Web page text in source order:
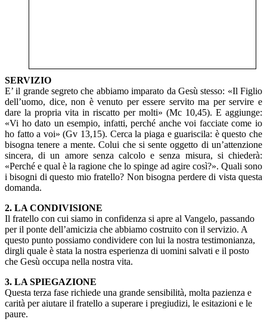
SERVIZIO
E’ il grande segreto che abbiamo imparato da Gesù stesso: «Il Figlio
dell’uomo, dice, non è venuto per essere servito ma per servire e
dare la propria vita in riscatto per molti» (Mc 10,45). E aggiunge:
«Vi ho dato un esempio, infatti, perché anche voi facciate come io
ho fatto a voi» (Gv 13,15). Cerca la piaga e guariscila: è questo che
bisogna tenere a mente. Colui che si sente oggetto di un’attenzione
sincera, di un amore senza calcolo e senza misura, si chiederà:
«Perché e qual è la ragione che lo spinge ad agire così?». Quali sono
i bisogni di questo mio fratello? Non bisogna perdere di vista questa
domanda.
2. LA CONDIVISIONE
Il fratello con cui siamo in confidenza si apre al Vangelo, passando
per il ponte dell’amicizia che abbiamo costruito con il servizio. A
questo punto possiamo condividere con lui la nostra testimonianza,
dirgli quale è stata la nostra esperienza di uomini salvati e il posto
che Gesù occupa nella nostra vita.
3. LA SPIEGAZIONE
Questa terza fase richiede una grande sensibilità, molta pazienza e
carità per aiutare il fratello a superare i pregiudizi, le esitazioni e le
paure.